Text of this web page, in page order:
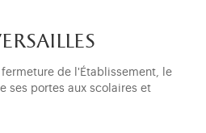
de l'Établissement, le
ses portes aux scolaires et